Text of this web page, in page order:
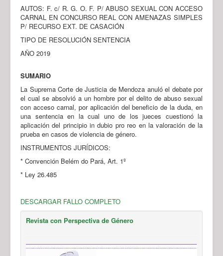
AUTOS: F. c/ R. G. O. F. P/ ABUSO SEXUAL CON ACCESO
CARNAL EN CONCURSO REAL CON AMENAZAS SIMPLES
P/ RECURSO EXT. DE CASACIÓN
TIPO DE RESOLUCIÓN SENTENCIA
AÑO 2019
SUMARIO
La Suprema Corte de Justicia de Mendoza anuló el debate por
el cual se absolvió a un hombre por el delito de abuso sexual
con acceso carnal, por aplicación del beneficio de la duda, en
una sentencia en la cual uno de los jueces cuestionó la
aplicación del principio in dubio pro reo en la valoración de la
prueba en casos de violencia de género.
INSTRUMENTOS JURÍDICOS:
* Convención Belém do Pará, Art. 1º
* Ley 26.485
DESCARGAR FALLO COMPLETO
Revista con Perspectiva de Género